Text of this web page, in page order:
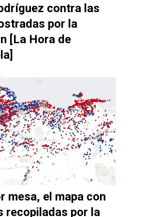
contra las
por la
[La Hora de
mesa, el mapa con
recopiladas por la